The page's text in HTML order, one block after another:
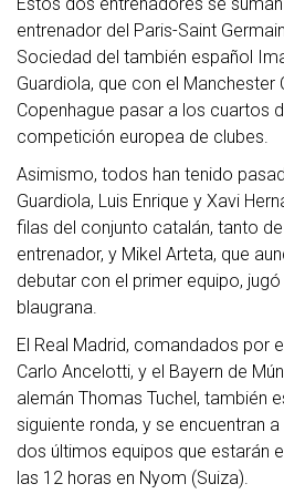
entrenador del Paris-Saint
Sociedad del también español
Guardiola, que con el Manchester
Copenhague pasar a los cuartos
competición europea de clubes.
Asimismo, todos han tenido
Guardiola, Luis Enrique y Xavi
filas del conjunto catalán, tanto
entrenador, y Mikel Arteta, que
debutar con el primer equipo,
blaugrana.
El Real Madrid, comandados por
Carlo Ancelotti, y el Bayern de
alemán Thomas Tuchel, también
siguiente ronda, y se encuentran
dos últimos equipos que estarán
las 12 horas en Nyom (Suiza).